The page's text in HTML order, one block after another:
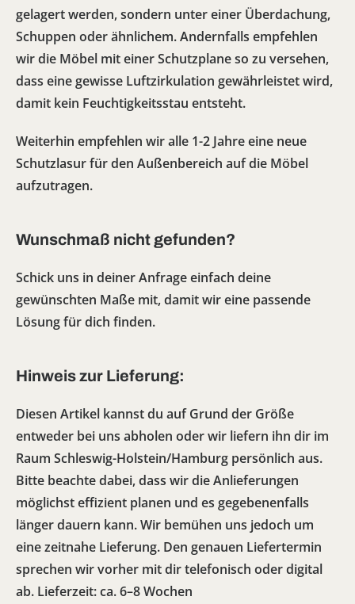
gelagert werden, sondern unter einer Überdachung,
Schuppen oder ähnlichem. Andernfalls empfehlen
wir die Möbel mit einer Schutzplane so zu versehen,
dass eine gewisse Luftzirkulation gewährleistet wird,
damit kein Feuchtigkeitsstau entsteht.
Weiterhin empfehlen wir alle 1-2 Jahre eine neue
Schutzlasur für den Außenbereich auf die Möbel
aufzutragen.
Wunschmaß nicht gefunden?
Schick uns in deiner Anfrage einfach deine
gewünschten Maße mit, damit wir eine passende
Lösung für dich finden.
Hinweis zur Lieferung:
Diesen Artikel kannst du auf Grund der Größe
entweder bei uns abholen oder wir liefern ihn dir im
Raum Schleswig-Holstein/Hamburg persönlich aus.
Bitte beachte dabei, dass wir die Anlieferungen
möglichst effizient planen und es gegebenenfalls
länger dauern kann. Wir bemühen uns jedoch um
eine zeitnahe Lieferung. Den genauen Liefertermin
sprechen wir vorher mit dir telefonisch oder digital
ab. Lieferzeit: ca. 6–8 Wochen